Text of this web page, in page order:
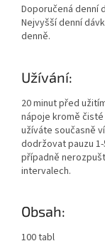
Doporučená denní
Nejvyšší denní
denně.
Užívání:
20 minut před
nápoje kromě
užíváte současně
dodržovat pauzu
případně
intervalech.
Obsah:
100 tabl